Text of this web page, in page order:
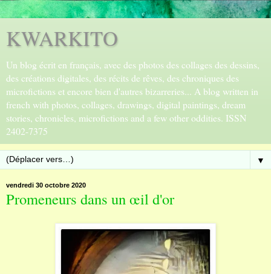
KWARKITO
Un blog écrit en français, avec des photos des collages des dessins,
des créations digitales, des récits de rêves, des chroniques des
microfictions et encore bien d'autres bizarreries... A blog written in
french with photos, collages, drawings, digital paintings, dream
stories, chronicles, microfictions and a few other oddities. ISSN
2402-7375
▼
vendredi 30 octobre 2020
Promeneurs dans un œil d'or